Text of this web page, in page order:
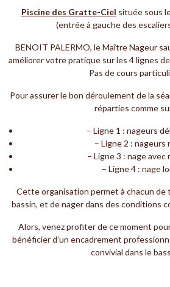
Piscine des Gratte-Ciel située sous
(entrée à gauche des
BENOIT PALERMO, le Maître Nageur
améliorer votre pratique sur les 4 lignes
Pas de cours
Pour assurer le bon déroulement de la
réparties comme
– Ligne 1 : nageurs
– Ligne 2 : nageurs
– Ligne 3 : nage avec
– Ligne 4 : nage
Cette organisation permet à chacun de
bassin, et de nager dans des conditions
Alors, venez profiter de ce moment
bénéficier d’un encadrement
convivial dans le